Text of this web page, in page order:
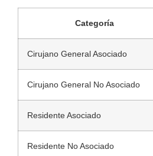
Categoría
Cirujano General Asociado
Cirujano General No Asociado
Residente Asociado
Residente No Asociado